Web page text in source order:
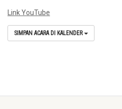
Link YouTube
SIMPAN ACARA DI KALENDER